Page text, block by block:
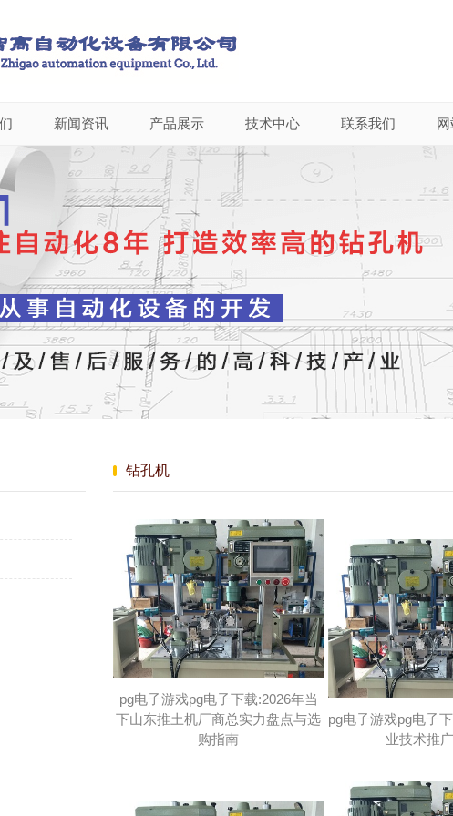
新闻资讯 产品展示 技术中心 联系我们
钻孔机
pg电子游戏pg电子下载:2026年当
下山东推土机厂商总实力盘点与选
购指南
pg电子游戏pg电子
业技术推